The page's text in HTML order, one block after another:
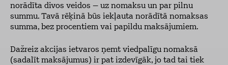
norādīta divos veidos – uz nomaksu un par pilnu
summu. Tavā rēķinā būs iekļauta norādītā nomaksas
summa, bez procentiem vai papildu maksājumiem.
Dažreiz akcijas ietvaros ņemt viedpalīgu nomaksā
(sadalīt maksājumus) ir pat izdevīgāk, jo tad tai tiek